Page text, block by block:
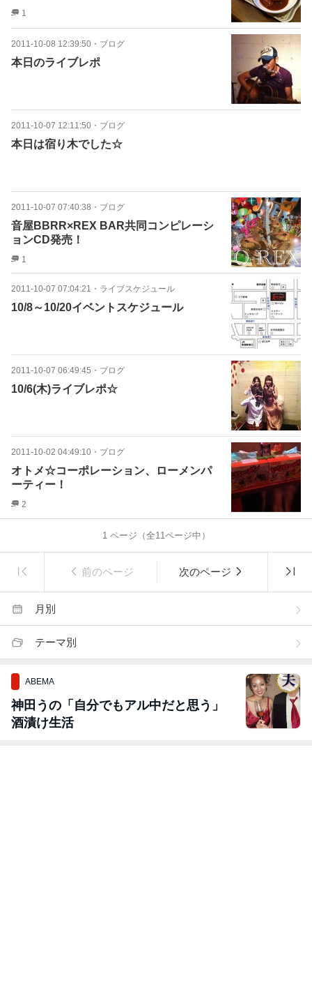
1
2011-10-08 12:39:50 ・ ブログ
本日のライブレポ
2011-10-07 12:11:50 ・ ブログ
本日は宿り木でした☆
2011-10-07 07:40:38 ・ ブログ
音屋BBRR×REX BAR共同コンピレーシ
ョンCD発売！
1
2011-10-07 07:04:21 ・ ライブスケジュール
10/8～10/20イベントスケジュール
2011-10-07 06:49:45 ・ ブログ
10/6(木)ライブレポ☆
2011-10-02 04:49:10 ・ ブログ
オトメ☆コーポレーション、ローメンパ
ーティー！
2
1ページ（全11ページ中）
前のページ 次のページ
月別
テーマ別
ABEMA
神田うの「自分でもアル中だと思う」
酒漬け生活